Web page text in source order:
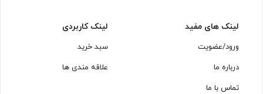
لینک های مفید
ورود/عضویت
درباره ما
تماس با ما
لینک کاربردی
سبد خرید
علاقه مندی ها